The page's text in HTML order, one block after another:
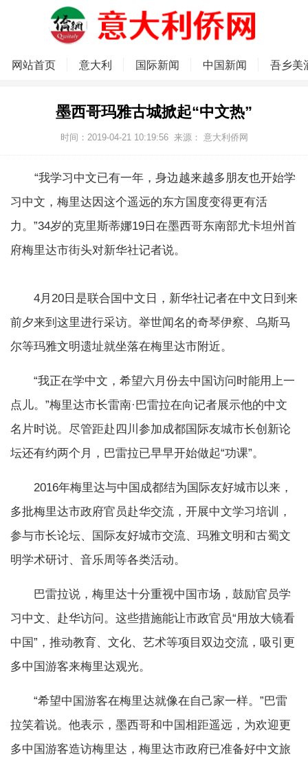
网站首页 意大利 国际新闻 中国新闻 吾乡美
墨西哥玛雅古城掀起“中文热”
时间：2019-04-21 10:19:56 来源： 意大利侨网
“我学习中文已有一年，身边越来越多朋友也开始学
习中文，梅里达因这个遥远的东方国度变得更有活
力。”34岁的克里斯蒂娜19日在墨西哥东南部尤卡坦州首
府梅里达市街头对新华社记者说。
4月20日是联合国中文日，新华社记者在中文日到来
前夕来到这里进行采访。举世闻名的奇琴伊察、乌斯马
尔等玛雅文明遗址就坐落在梅里达市附近。
“我正在学中文，希望六月份去中国访问时能用上一
点儿。”梅里达市长雷南·巴雷拉在向记者展示他的中文
名片时说。尽管距赴四川参加成都国际友城市长创新论
坛还有约两个月，巴雷拉已早早开始做起“功课”。
2016年梅里达与中国成都结为国际友好城市以来，
多批梅里达市政府官员赴华交流，开展中文学习培训，
参与市长论坛、国际友好城市交流、玛雅文明和古蜀文
明学术研讨、音乐周等各类活动。
巴雷拉说，梅里达十分重视中国市场，鼓励官员学
习中文、赴华访问。这些措施能让市政官员“用放大镜看
中国”，推动教育、文化、艺术等项目双边交流，吸引更
多中国游客来梅里达观光。
“希望中国游客在梅里达就像在自己家一样。”巴雷
拉笑着说。他表示，墨西哥和中国相距遥远，为欢迎更
多中国游客造访梅里达，梅里达市政府已准备好中文旅